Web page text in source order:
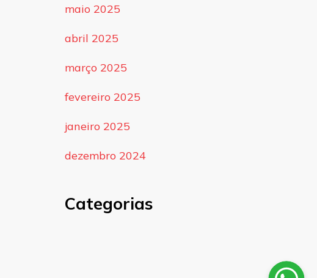
maio 2025
abril 2025
março 2025
fevereiro 2025
janeiro 2025
dezembro 2024
Categorias